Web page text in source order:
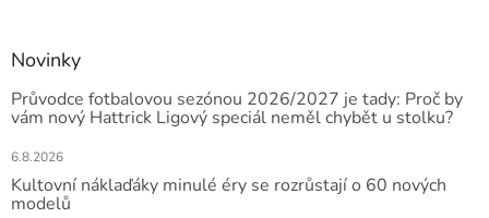
Novinky
Průvodce fotbalovou sezónou 2026/2027 je tady: Proč by
vám nový Hattrick Ligový speciál neměl chybět u stolku?
6.8.2026
Kultovní náklaďáky minulé éry se rozrůstají o 60 nových
modelů